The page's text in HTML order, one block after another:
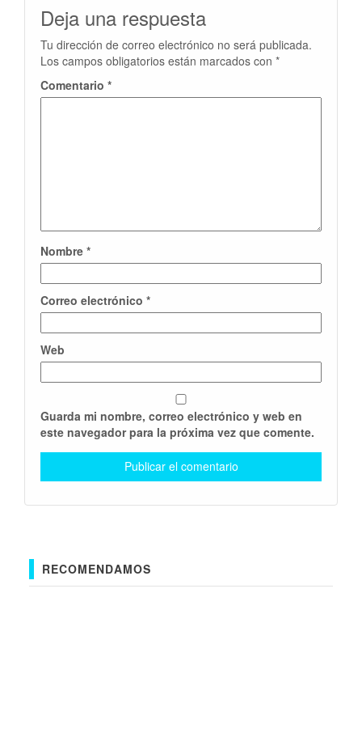
Deja una respuesta
Tu dirección de correo electrónico no será publicada.
Los campos obligatorios están marcados con *
Comentario *
Nombre *
Correo electrónico *
Web
Guarda mi nombre, correo electrónico y web en
este navegador para la próxima vez que comente.
RECOMENDAMOS